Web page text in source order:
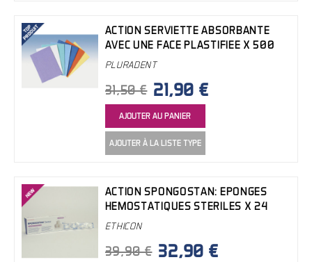
ACTION SERVIETTE ABSORBANTE
AVEC UNE FACE PLASTIFIEE X 500
PLURADENT
31,50 € 21,90 €
AJOUTER AU PANIER
AJOUTER À LA LISTE TYPE
ACTION SPONGOSTAN: EPONGES
HEMOSTATIQUES STERILES X 24
ETHICON
39,90 € 32,90 €